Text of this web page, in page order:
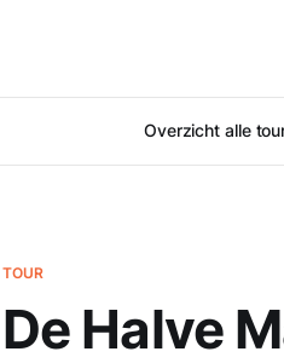
Overzicht alle
TOUR
De Halve